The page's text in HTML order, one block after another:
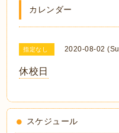
カレンダー
指定なし 2020-08-02
休校日
スケジュール